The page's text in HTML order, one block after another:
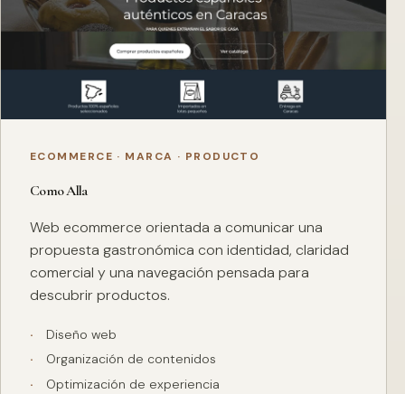
ECOMMERCE · MARCA · PRODUCTO
Como Alla
Web ecommerce orientada a comunicar una
propuesta gastronómica con identidad, claridad
comercial y una navegación pensada para
descubrir productos.
Diseño web
Organización de contenidos
Optimización de experiencia